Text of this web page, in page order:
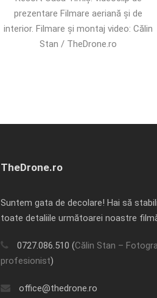
prezentare Filmare aeriană și de
interior. Filmare și montaj video: Călin
Stan / TheDrone.ro
TheDrone.ro
Suntem gata de decolare! Hai să
toate detaliile următoarei noastre
0727.086.510 (Călin Stan –
profesionist)
office@thedrone.ro